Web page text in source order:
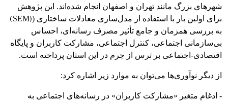
شهرهای بزرگ مانند تهران و اصفهان انجام شده‌اند. این پژوهش
برای اولین بار با استفاده از مدل‌سازی معادلات ساختاری ((SEM)
به بررسی همزمان و جامع تأثیر مصرف رسانه‌ای، احساس
بی‌سازمانی اجتماعی، کنترل اجتماعی، مشارکت کاربران و پایگاه
اقتصادی-اجتماعی بر ترس از جرم در این استان پرداخته است.
از دیگر نوآوری‌ها می‌توان به موارد زیر اشاره کرد:
- ادغام متغیر «مشارکت کاربران» در رسانه‌های اجتماعی به